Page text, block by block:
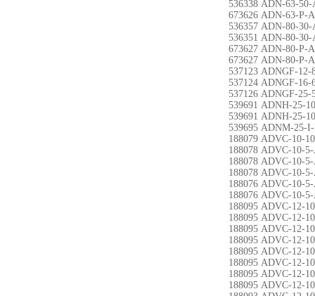
536338 ADN-63-
673626 ADN-63-P-A
536357 ADN-80-
536351 ADN-80-
673627 ADN-80-P-A
673627 ADN-80-P-A
537123 ADNGF-12-
537124 ADNGF-16-
537126 ADNGF-25-
539691 ADNH-25-
539691 ADNH-25-
539695 ADNM-25-
188079 ADVC-10-
188078 ADVC-10-
188078 ADVC-10-
188078 ADVC-10-
188076 ADVC-10-
188076 ADVC-10-
188095 ADVC-12-
188095 ADVC-12-
188095 ADVC-12-
188095 ADVC-12-
188095 ADVC-12-
188095 ADVC-12-
188095 ADVC-12-
188095 ADVC-12-